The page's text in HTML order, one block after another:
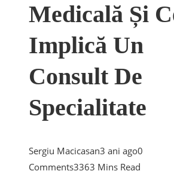
Medicală Și
Implică Un
Consult De
Specialitate
Sergiu Macicasan3 ani ago0
Comments3363 Mins Read